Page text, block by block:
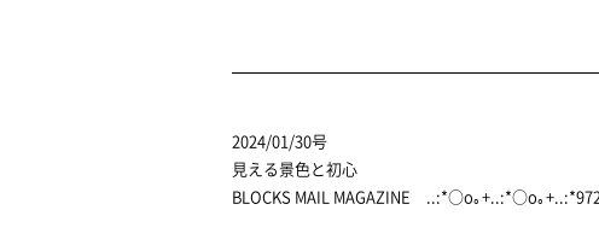
2024/01/30号
見える景色と初心
BLOCKS MAIL MAGAZINE ..:*○o｡+..:*○o｡+..:*972